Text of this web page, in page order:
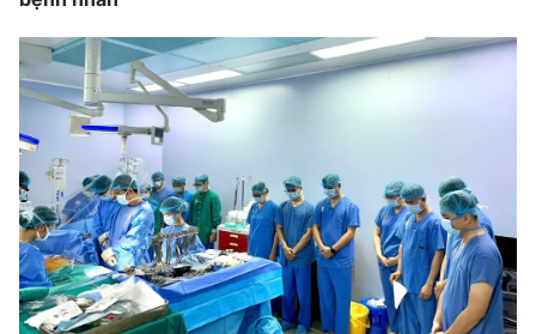
® Cấm sao chép dưới mọi hình thức nếu không có sự chấp
thuận bằng văn bản. Ghi rõ nguồn VTV.vn khi phát hành lại
thông tin từ website này.